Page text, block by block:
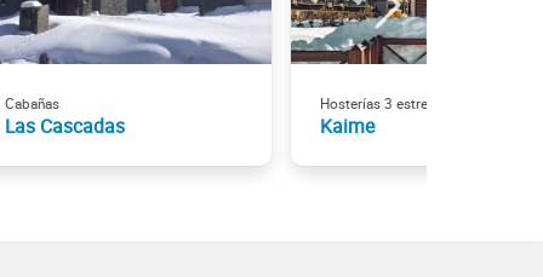
Cabañas
Las Cascadas
Hosterías 3 estrellas
Kaime